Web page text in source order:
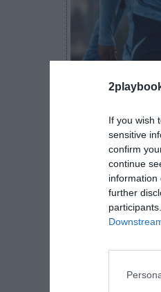
If you wish
sensitive
confirm
continue
information
further
2Playbook
La Real
EA Sportsha
para que se
se han hecho
Zubietay en
de negocio